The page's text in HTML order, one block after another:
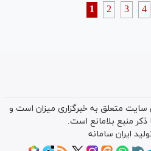
1 2 3 4
متعلق به خبرگزاری میزان است و
ذکر منبع بلامانع است.
ایران سامانه